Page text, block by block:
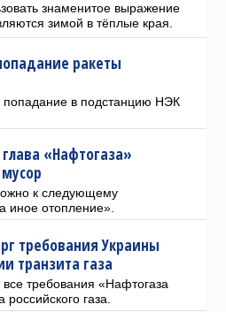
знаменитое выражение
зимой в тёплые края.
ракеты
попадание в подстанцию НЭК
«Нафтогаза»
к следующему
иное отопление».
требования Украины
транзита газа
все требования «Нафтогаза
газа.